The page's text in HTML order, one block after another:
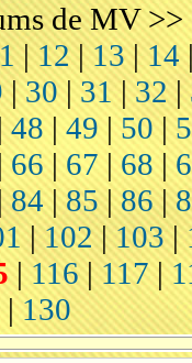
de MV>>
|12 |13|14
|30| 31|32 |
48 |49 | 50|
66| 67 |68 |
84|85 |86|
|102|103|
|116 |117|
|130